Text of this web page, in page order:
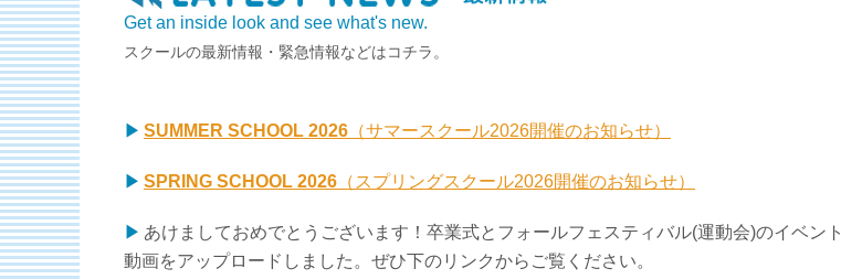
Get an inside look and see what's new.
スクールの最新情報・緊急情報などはコチラ。
SUMMER SCHOOL 2026 （サマースクール2026開催のお知らせ）
SPRING SCHOOL 2026 （スプリングスクール2026開催のお知らせ）
あけましておめでとうございます！卒業式とフォールフェスティバル(運動会)のイベント
動画をアップロードしました。ぜひ下のリンクからご覧ください。